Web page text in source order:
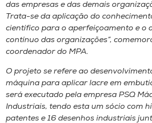
das empresas e das demais
Trata-se da aplicação do
científico para o aperfeiçoamento e o
contínuo das organizações”,
coordenador do MPA.
O projeto se refere ao
máquina para aplicar lacre em
será executado pela empresa PSQ
Industriais, tendo esta um sócio com
patentes e 16 desenhos industriais